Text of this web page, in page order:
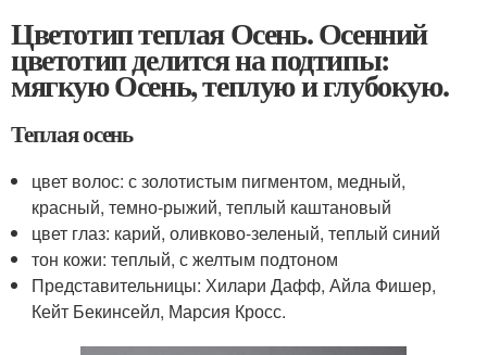
Цветотип теплая Осень. Осенний
цветотип делится на подтипы:
мягкую Осень, теплую и глубокую.
Теплая осень
цвет волос: с золотистым пигментом, медный,
красный, темно-рыжий, теплый каштановый
цвет глаз: карий, оливково-зеленый, теплый синий
тон кожи: теплый, с желтым подтоном
Представительницы: Хилари Дафф, Айла Фишер,
Кейт Бекинсейл, Марсия Кросс.